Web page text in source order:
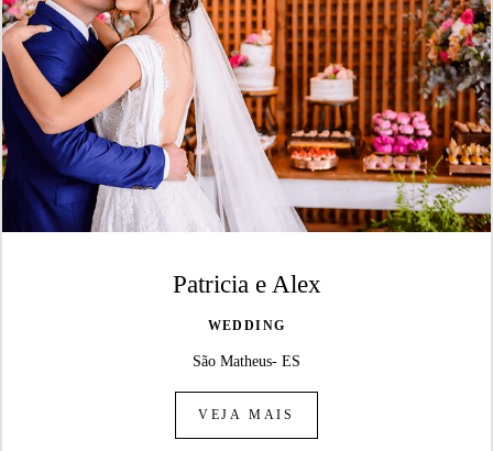
Patricia e Alex
WEDDING
São Matheus- ES
VEJA MAIS